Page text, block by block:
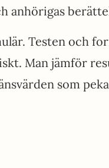
anhörigas
Testen och
Man jämför
som